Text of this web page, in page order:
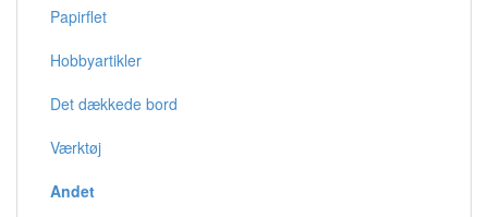
Papirflet
Hobbyartikler
Det dækkede bord
Værktøj
Andet